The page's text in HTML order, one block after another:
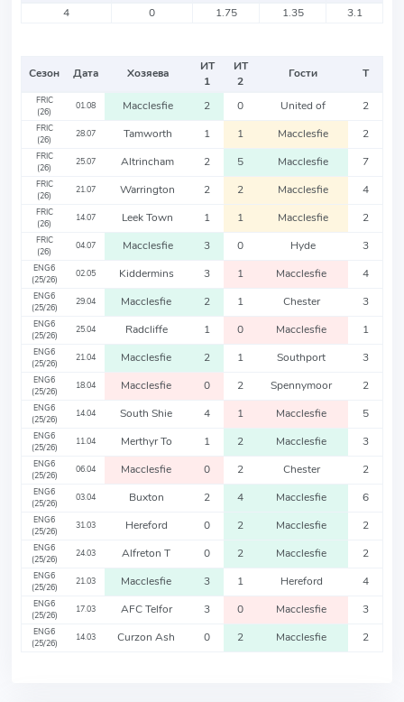
4
0 1.75 1.35 3.1
Сезон Дата Хозяева
ИТ
1
ИТ
2
Гости Т
FRIC
(26)
01.08 Macclesfie 2 0 United of 2
FRIC
(26)
28.07 Tamworth 1 1 Macclesfie 2
FRIC
(26)
25.07 Altrincham 2 5 Macclesfie 7
FRIC
(26)
21.07 Warrington 2 2 Macclesfie 4
FRIC
(26)
14.07 Leek Town 1 1 Macclesfie 2
FRIC
(26)
04.07 Macclesfie 3 0 Hyde 3
ENG6
(25/26)
02.05 Kiddermins 3 1 Macclesfie 4
ENG6
(25/26)
29.04 Macclesfie 2 1 Chester 3
ENG6
(25/26)
25.04 Radcliffe 1 0 Macclesfie 1
ENG6
(25/26)
21.04 Macclesfie 2 1 Southport 3
ENG6
(25/26)
18.04 Macclesfie 0 2 Spennymoor 2
ENG6
(25/26)
14.04 South Shie 4 1 Macclesfie 5
ENG6
(25/26)
11.04 Merthyr To 1 2 Macclesfie 3
ENG6
(25/26)
06.04 Macclesfie 0 2 Chester 2
ENG6
(25/26)
03.04 Buxton 2 4 Macclesfie 6
ENG6
(25/26)
31.03 Hereford 0 2 Macclesfie 2
ENG6
(25/26)
24.03 Alfreton T 0 2 Macclesfie 2
ENG6
(25/26)
21.03 Macclesfie 3 1 Hereford 4
ENG6
(25/26)
17.03 AFC Telfor 3 0 Macclesfie 3
ENG6
(25/26)
14.03 Curzon Ash 0 2 Macclesfie 2